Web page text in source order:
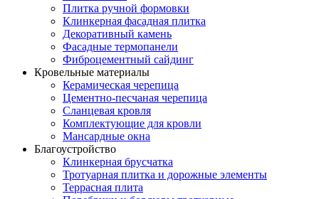
Плитка ручной формовки
Клинкерная фасадная плитка
Декоративный камень
Фасадные термопанели
Фиброцементный сайдинг
Кровельные материалы
Керамическая черепица
Цементно-песчаная черепица
Сланцевая кровля
Комплектующие для кровли
Мансардные окна
Благоустройство
Клинкерная брусчатка
Тротуарная плитка и дорожные элементы
Террасная плита